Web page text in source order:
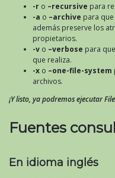
-r o –recursive para
-a o –archive para
además preserve los
propietarios.
-v o –verbose para
que realiza.
-x o –one-file-system
archivos.
¡Y listo, ya podremos ejecutar
Fuentes
En idioma inglés